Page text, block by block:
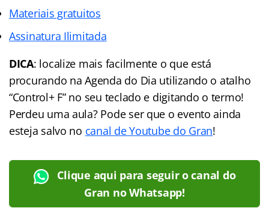
Materiais gratuitos
Assinatura Ilimitada
DICA: localize mais facilmente o que está
procurando na Agenda do Dia utilizando o atalho
“Control+ F” no seu teclado e digitando o termo!
Perdeu uma aula? Pode ser que o evento ainda
esteja salvo no canal de Youtube do Gran!
Clique aqui para seguir o canal do
Gran no Whatsapp!